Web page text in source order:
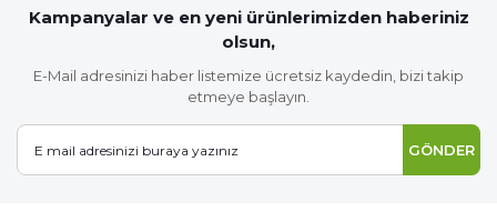
Kampanyalar ve en yeni ürünlerimizden haberiniz
olsun,
E-Mail adresinizi haber listemize ücretsiz kaydedin, bizi takip
etmeye başlayın.
GÖNDER